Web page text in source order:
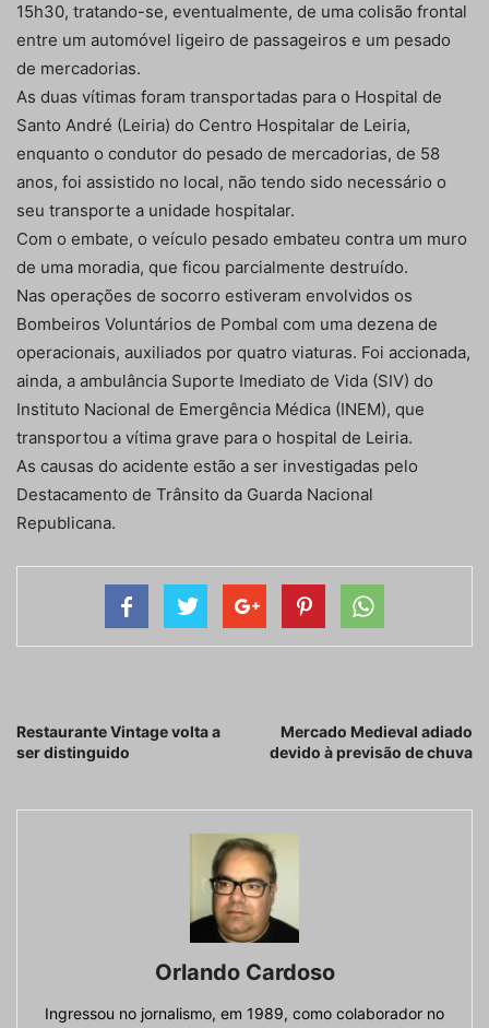
15h30, tratando-se, eventualmente, de uma colisão frontal
entre um automóvel ligeiro de passageiros e um pesado
de mercadorias.
As duas vítimas foram transportadas para o Hospital de
Santo André (Leiria) do Centro Hospitalar de Leiria,
enquanto o condutor do pesado de mercadorias, de 58
anos, foi assistido no local, não tendo sido necessário o
seu transporte a unidade hospitalar.
Com o embate, o veículo pesado embateu contra um muro
de uma moradia, que ficou parcialmente destruído.
Nas operações de socorro estiveram envolvidos os
Bombeiros Voluntários de Pombal com uma dezena de
operacionais, auxiliados por quatro viaturas. Foi accionada,
ainda, a ambulância Suporte Imediato de Vida (SIV) do
Instituto Nacional de Emergência Médica (INEM), que
transportou a vítima grave para o hospital de Leiria.
As causas do acidente estão a ser investigadas pelo
Destacamento de Trânsito da Guarda Nacional
Republicana.
Restaurante Vintage volta a
ser distinguido
Mercado Medieval adiado
devido à previsão de chuva
Orlando Cardoso
Ingressou no jornalismo, em 1989, como colaborador no